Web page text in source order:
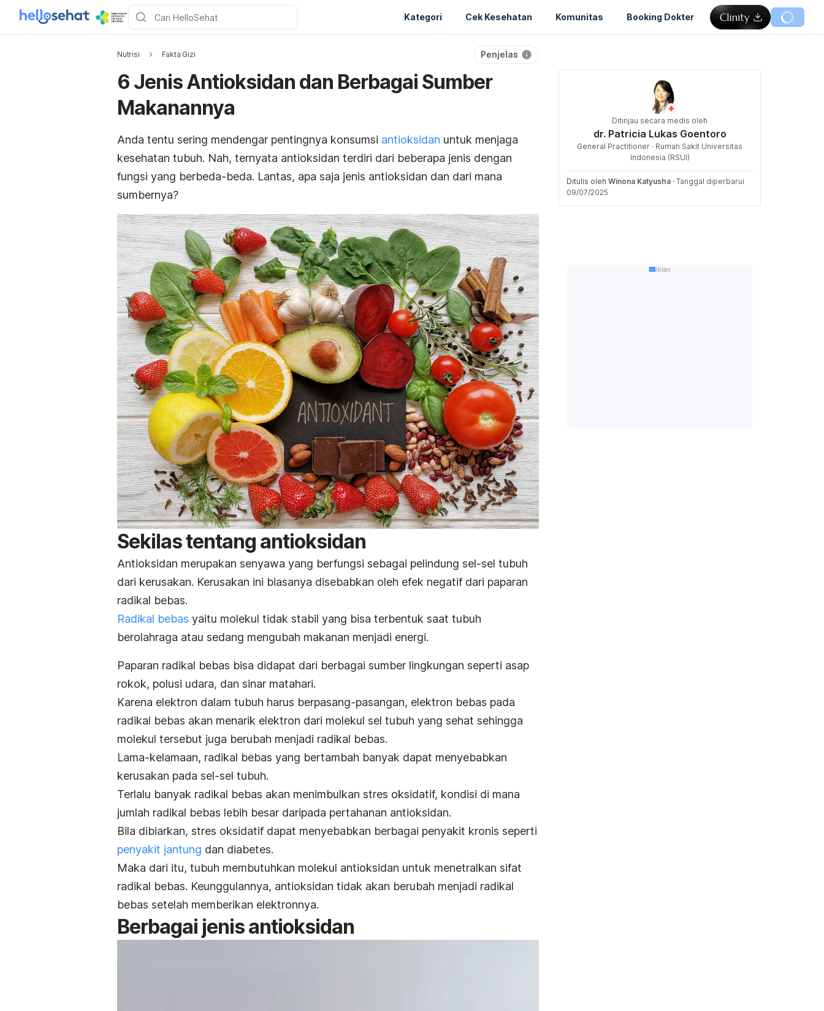
Kategori Cek Kesehatan Komunitas Booking Dokter
Nutrisi Fakta Gizi Penjelas
6 Jenis Antioksidan dan Berbagai Sumber
Makanannya
Anda tentu sering mendengar pentingnya konsumsi antioksidan untuk menjaga
kesehatan tubuh. Nah, ternyata antioksidan terdiri dari beberapa jenis dengan
fungsi yang berbeda-beda. Lantas, apa saja jenis antioksidan dan dari mana
sumbernya?
Sekilas tentang antioksidan
Antioksidan merupakan senyawa yang berfungsi sebagai pelindung sel-sel tubuh
dari kerusakan. Kerusakan ini biasanya disebabkan oleh efek negatif dari paparan
radikal bebas.
Radikal bebas yaitu molekul tidak stabil yang bisa terbentuk saat tubuh
berolahraga atau sedang mengubah makanan menjadi energi.
Paparan radikal bebas bisa didapat dari berbagai sumber lingkungan seperti asap
rokok, polusi udara, dan sinar matahari.
Karena elektron dalam tubuh harus berpasang-pasangan, elektron bebas pada
radikal bebas akan menarik elektron dari molekul sel tubuh yang sehat sehingga
molekul tersebut juga berubah menjadi radikal bebas.
Lama-kelamaan, radikal bebas yang bertambah banyak dapat menyebabkan
kerusakan pada sel-sel tubuh.
Terlalu banyak radikal bebas akan menimbulkan stres oksidatif, kondisi di mana
jumlah radikal bebas lebih besar daripada pertahanan antioksidan.
Bila dibiarkan, stres oksidatif dapat menyebabkan berbagai penyakit kronis seperti
penyakit jantung dan diabetes.
Maka dari itu, tubuh membutuhkan molekul antioksidan untuk menetralkan sifat
radikal bebas. Keunggulannya, antioksidan tidak akan berubah menjadi radikal
bebas setelah memberikan elektronnya.
Berbagai jenis antioksidan
Ditinjau secara medis oleh
dr. Patricia Lukas Goentoro
General Practitioner · Rumah Sakit Universitas
Indonesia (RSUI)
Ditulis oleh Winona Katyusha · Tanggal diperbarui
09/07/2025
Iklan